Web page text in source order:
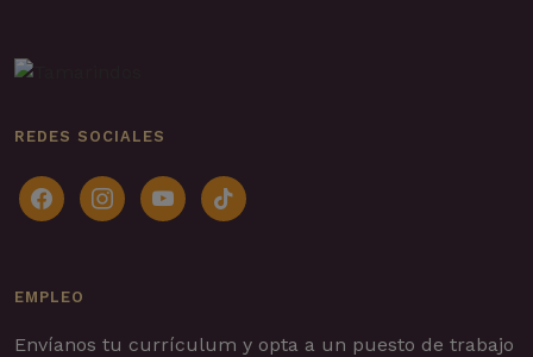
REDES SOCIALES
facebookinstagramyoutubetiktok
EMPLEO
Envíanos tu currículum y opta a un puesto de trabajo